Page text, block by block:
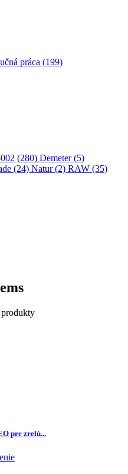
práca (199)
(280) Demeter (5)
(24) Natur (2) RAW (35)
pre zrelú...